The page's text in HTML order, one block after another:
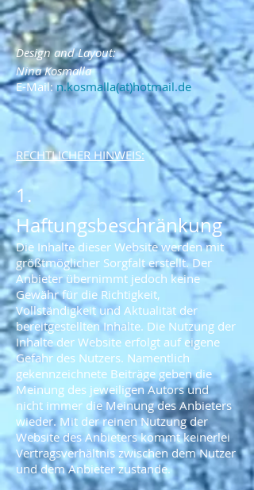
Design and Layout:
Nina Kosmalla
E-Mail:n.kosmalla(at)hotmail.de
RECHTLICHER HINWEIS:
1.
Haftungsbeschränkung
Die Inhalte dieser Website werden mit
größtmöglicher Sorgfalt erstellt. Der
Anbieter übernimmt jedoch keine
Gewähr für die Richtigkeit,
Vollständigkeit und Aktualität der
bereitgestellten Inhalte. Die Nutzung der
Inhalte der Website erfolgt auf eigene
Gefahr des Nutzers. Namentlich
gekennzeichnete Beiträge geben die
Meinung des jeweiligen Autors und
nicht immer die Meinung des Anbieters
wieder. Mit der reinen Nutzung der
Website des Anbieters kommt keinerlei
Vertragsverhältnis zwischen dem Nutzer
und dem Anbieter zustande.